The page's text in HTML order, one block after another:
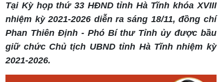
Tại Kỳ họp thứ 33 HĐND tỉnh Hà Tĩnh khóa XVIII
nhiệm kỳ 2021-2026 diễn ra sáng 18/11, đồng chí
Phan Thiên Định - Phó Bí thư Tỉnh ủy được bầu
giữ chức Chủ tịch UBND tỉnh Hà Tĩnh nhiệm kỳ
2021-2026.